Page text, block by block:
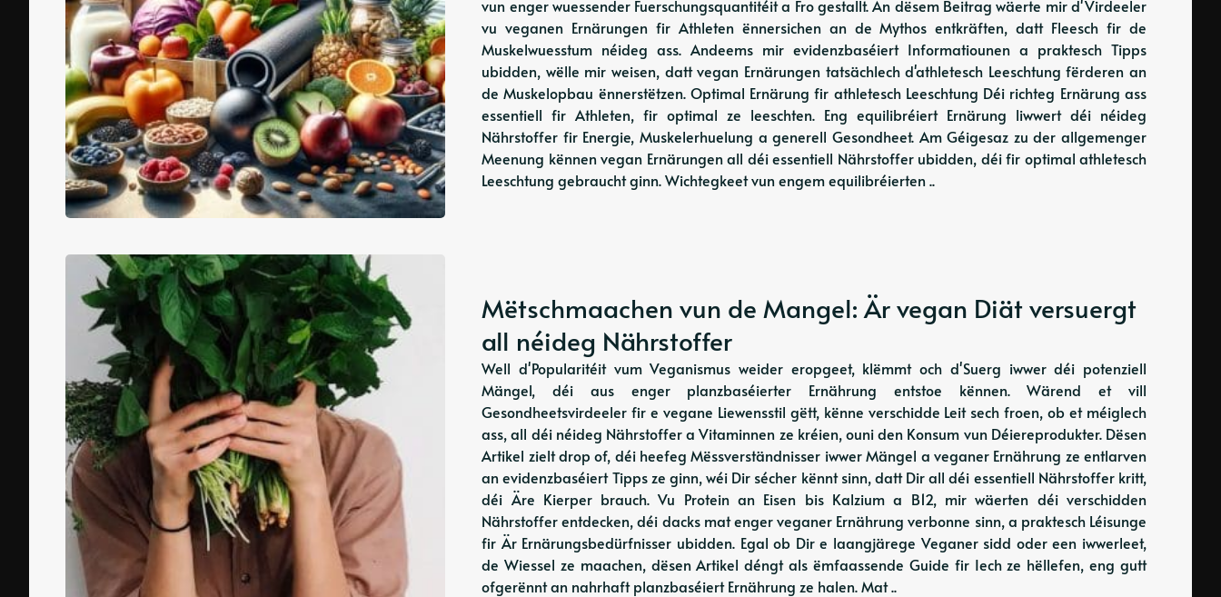
vun enger wuessender Fuerschungsquantitéit a Fro gestallt. An dësem Beitrag wäerte mir d'Virdeeler
vu veganen Ernärungen fir Athleten ënnersichen an de Mythos entkräften, datt Fleesch fir de
Muskelwuesstum néideg ass. Andeems mir evidenzbaséiert Informatiounen a praktesch Tipps
ubidden, wëlle mir weisen, datt vegan Ernärungen tatsächlech d'athletesch Leeschtung fërderen an
de Muskelopbau ënnerstëtzen. Optimal Ernärung fir athletesch Leeschtung Déi richteg Ernärung ass
essentiell fir Athleten, fir optimal ze leeschten. Eng equilibréiert Ernärung liwwert déi néideg
Nährstoffer fir Energie, Muskelerhuelung a generell Gesondheet. Am Géigesaz zu der allgemenger
Meenung kënnen vegan Ernärungen all déi essentiell Nährstoffer ubidden, déi fir optimal athletesch
Leeschtung gebraucht ginn. Wichtegkeet vun engem equilibréierten ..
Mëtschmaachen vun de Mangel: Är vegan Diät versuergt
all néideg Nährstoffer
Well d'Popularitéit vum Veganismus weider eropgeet, klëmmt och d'Suerg iwwer déi potenziell
Mängel, déi aus enger planzbaséierter Ernährung entstoe kënnen. Wärend et vill
Gesondheetsvirdeeler fir e vegane Liewensstil gëtt, kënne verschidde Leit sech froen, ob et méiglech
ass, all déi néideg Nährstoffer a Vitaminnen ze kréien, ouni den Konsum vun Déiereprodukter. Dësen
Artikel zielt drop of, déi heefeg Mëssverständnisser iwwer Mängel a veganer Ernährung ze entlarven
an evidenzbaséiert Tipps ze ginn, wéi Dir sécher kënnt sinn, datt Dir all déi essentiell Nährstoffer kritt,
déi Äre Kierper brauch. Vu Protein an Eisen bis Kalzium a B12, mir wäerten déi verschidden
Nährstoffer entdecken, déi dacks mat enger veganer Ernährung verbonne sinn, a praktesch Léisunge
fir Är Ernärungsbedürfnisser ubidden. Egal ob Dir e laangjärege Veganer sidd oder een iwwerleet,
de Wiessel ze maachen, dësen Artikel déngt als ëmfaassende Guide fir Iech ze hëllefen, eng gutt
ofgerënnt an nahrhaft planzbaséiert Ernährung ze halen. Mat ..